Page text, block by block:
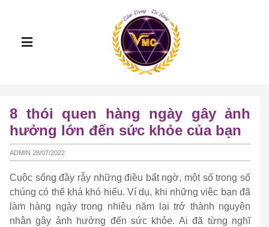
8 thói quen hàng ngày gây ảnh
hưởng lớn đến sức khỏe của bạn
ADMIN 28/07/2022
Cuộc sống đầy rẫy những điều bất ngờ, một số trong số
chúng có thể khá khó hiểu. Ví dụ, khi những việc bạn đã
làm hàng ngày trong nhiều năm lại trở thành nguyên
nhân gây ảnh hưởng đến sức khỏe. Ai đã từng nghĩ